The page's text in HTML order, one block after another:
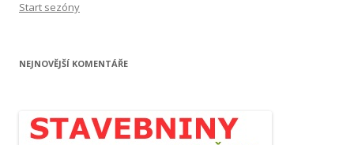
Start sezóny
NEJNOVĚJŠÍ KOMENTÁŘE